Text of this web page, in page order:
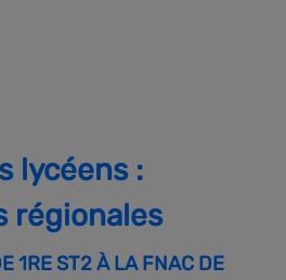
lycéens :
régionales
1RE ST2 À LA FNAC DE